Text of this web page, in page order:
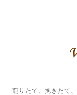
煎りたて、挽きたて